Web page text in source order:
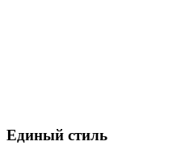
Единый стиль